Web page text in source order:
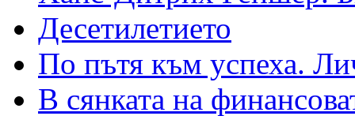
Десетилетието
По пътя към успеха.
В сянката на